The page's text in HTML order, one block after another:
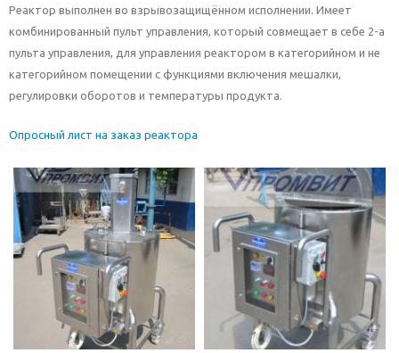
Реактор выполнен во взрывозащищённом исполнении. Имеет
комбинированный пульт управления, который совмещает в себе 2-а
пульта управления, для управления реактором в категорийном и не
категорийном помещении с функциями включения мешалки,
регулировки оборотов и температуры продукта.
Опросный лист на заказ реактора